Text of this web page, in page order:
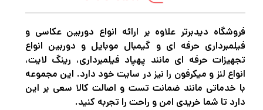
فروشگاه دیدبرتر علاوه بر ارائه انواع دوربین عکاسی و
فیلمبرداری حرفه ای و گیمبال موبایل و دوربین انواع
تجهیزات حرفه ای مانند پهپاد فیلمبرداری، رینگ لایت،
انواع لنز و میکرفون را نیز در سایت خود دارد. این مجموعه
با خدماتی مانند ضمانت تست و اصالت کالا سعی بر این
دارد تا شما خریدی امن و راحت را تجربه کنید.